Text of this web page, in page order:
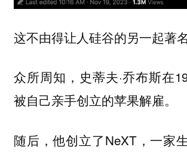
这不由得让人硅谷的另一起
众所周知，史蒂夫·乔布斯在
被自己亲手创立的苹果解雇。
随后，他创立了NeXT，一家